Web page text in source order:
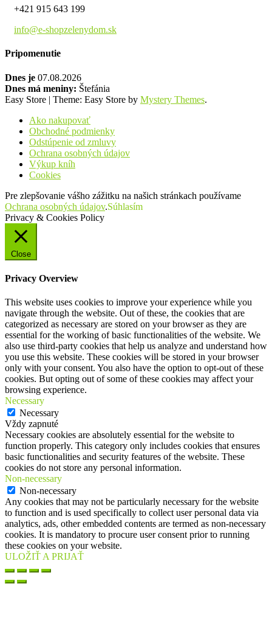
+421 915 643 199
info@e-shopzelenydom.sk
Pripomenutie
Dnes je 07.08.2026
Dnes má meniny: Štefánia
Easy Store | Theme: Easy Store by Mystery Themes.
Ako nakupovať
Obchodné podmienky
Odstúpenie od zmluvy
Ochrana osobných údajov
Výkup kníh
Cookies
Pre zlepšovanie vášho zážitku na našich stránkach používame
Ochrana osobných údajov.Súhlasím
Privacy & Cookies Policy
Close
Privacy Overview
This website uses cookies to improve your experience while you
navigate through the website. Out of these, the cookies that are
categorized as necessary are stored on your browser as they are
essential for the working of basic functionalities of the website. We
also use third-party cookies that help us analyze and understand how
you use this website. These cookies will be stored in your browser
only with your consent. You also have the option to opt-out of these
cookies. But opting out of some of these cookies may affect your
browsing experience.
Necessary
Necessary
Vždy zapnuté
Necessary cookies are absolutely essential for the website to
function properly. This category only includes cookies that ensures
basic functionalities and security features of the website. These
cookies do not store any personal information.
Non-necessary
Non-necessary
Any cookies that may not be particularly necessary for the website
to function and is used specifically to collect user personal data via
analytics, ads, other embedded contents are termed as non-necessary
cookies. It is mandatory to procure user consent prior to running
these cookies on your website.
ULOŽIŤ A PRIJAŤ